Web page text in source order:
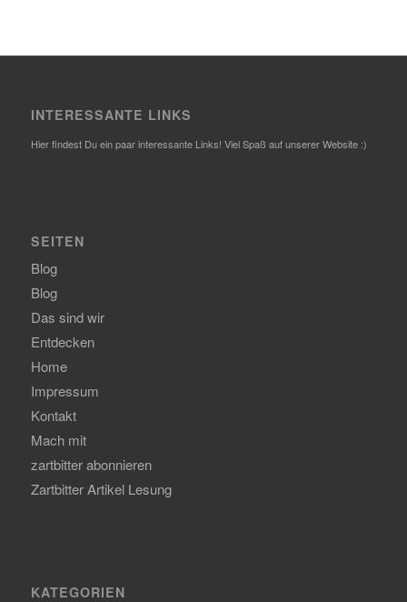
INTERESSANTE LINKS
Hier findest Du ein paar interessante Links! Viel Spaß auf unserer Website :)
SEITEN
Blog
Blog
Das sind wir
Entdecken
Home
Impressum
Kontakt
Mach mit
zartbitter abonnieren
Zartbitter Artikel Lesung
KATEGORIEN